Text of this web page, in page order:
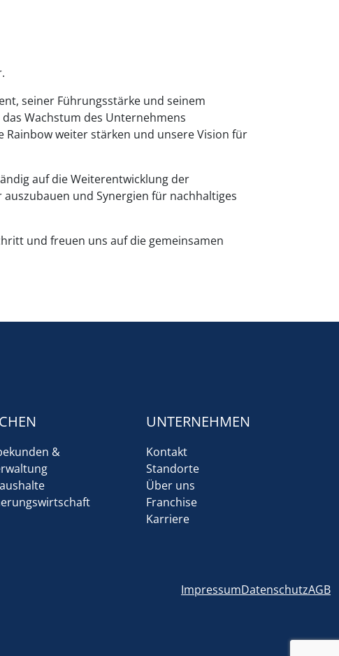
seiner Führungsstärke und seinem
Wachstum des Unternehmens
weiter stärken und unsere Vision für
auf die Weiterentwicklung der
und Synergien für nachhaltiges
und freuen uns auf die gemeinsamen
&
UNTERNEHMEN
Kontakt
Standorte
Über uns
Franchise
Karriere
ImpressumDatenschutzAGB